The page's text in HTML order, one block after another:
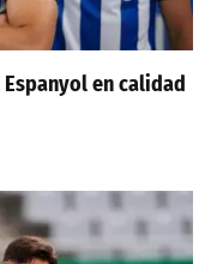
en calidad